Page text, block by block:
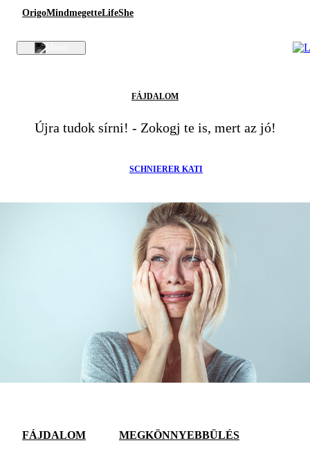
OrigoMindmegetteLifeShe
FÁJDALOM
Újra tudok sírni! - Zokogj te is, mert az jó!
SCHNIERER KATI
FÁJDALOM MEGKÖNNYEBBÜLÉS